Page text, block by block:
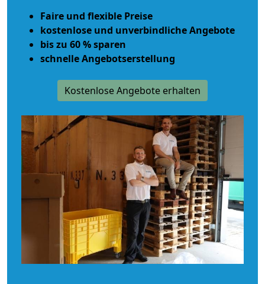
Faire und flexible Preise
kostenlose und unverbindliche Angebote
bis zu 60 % sparen
schnelle Angebotserstellung
Kostenlose Angebote erhalten